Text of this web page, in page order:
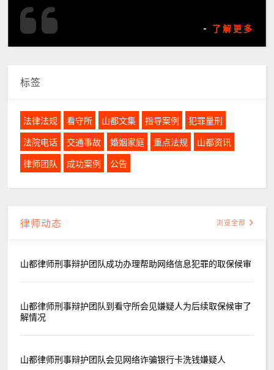
- 了解更多
标签
法律法规 看守所 山都文集 指导案例 犯罪量刑
法院电话 交通事故 婚姻家庭 重点法规 山都资讯
律师团队 成功案例 公告
律师动态 浏览全部
山都律师刑事辩护团队成功办理帮助网络信息犯罪的取保候审
山都律师刑事辩护团队到看守所会见嫌疑人为后续取保候审了
解情况
山都律师刑事辩护团队会见网络诈骗银行卡洗钱嫌疑人